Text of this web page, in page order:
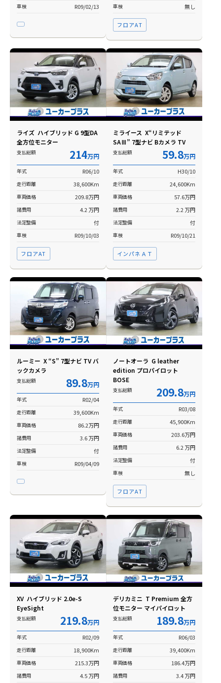
車検 R09/02/13 車検 無し
フロアAT
ライズ ハイブリッド G 9型DA
全方位モニター
支払総額 214万円
年式 R06/10
走行距離 38,600Km
車両価格 209.8万円
諸費用 4.2 万円
法定整備 付
車検 R09/10/03
フロアAT
ミライース X“リミテッド
SAⅢ” 7型ナビ Bカメラ TV
支払総額 59.8万円
年式 H30/10
走行距離 24,600Km
車両価格 57.6万円
諸費用 2.2 万円
法定整備 付
車検 R09/10/21
インパネＡＴ
ルーミー X “S” 7型ナビ TV バ
ックカメラ
支払総額 89.8万円
年式 R02/04
走行距離 39,600Km
車両価格 86.2万円
諸費用 3.6 万円
法定整備 付
車検 R09/04/09
ノートオーラ G leather
edition プロパイロット
BOSE
支払総額 209.8万円
年式 R03/08
走行距離 45,900Km
車両価格 203.6万円
諸費用 6.2 万円
法定整備 付
車検 無し
フロアAT
XV ハイブリッド 2.0e-S
EyeSight
支払総額 219.8万円
年式 R02/09
走行距離 18,900Km
車両価格 215.3万円
諸費用 4.5 万円
デリカミニ T Premium 全方
位モニター マイパイロット
支払総額 189.8万円
年式 R06/03
走行距離 39,400Km
車両価格 186.4万円
諸費用 3.4 万円